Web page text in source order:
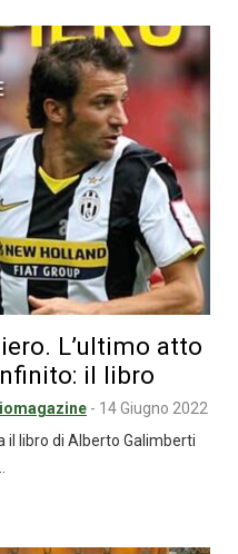
L’ultimo atto
il libro
- 14 Giugno 2022
il libro di Alberto Galimberti